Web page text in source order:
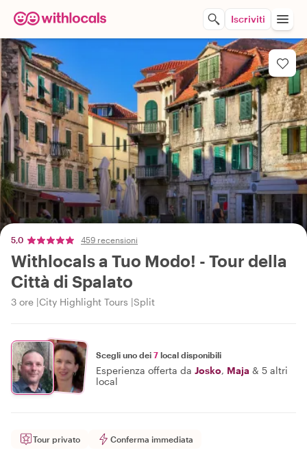
Iscriviti
5,0 459 recensioni
Withlocals a Tuo Modo! - Tour della
Città di Spalato
3 ore City Highlight Tours Split
Scegli uno dei 7 local disponibili
Esperienza offerta da Josko, Maja & 5 altri
local
Tour privato Conferma immediata